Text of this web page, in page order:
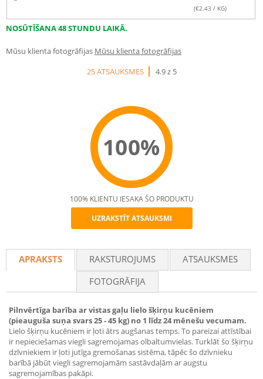
(€2.43 / KG)
NOSŪTĪŠANA 48 STUNDU LAIKĀ.
Mūsu klienta fotogrāfijas Mūsu klienta fotogrāfijas
25 ATSAUKSMES
4.9 z 5
100%
Recommend
100% KLIENTU IESAKA ŠO PRODUKTU
UZRAKSTĪT ATSAUKSMI
APRAKSTS RAKSTUROJUMS
ATSAUKSMES
FOTOGRĀFIJA
Pilnvērtīga barība ar vistas gaļu lielo šķirņu kucēniem
(pieauguša suņa svars 25 - 45 kg) no 1 līdz 24 mēnešu vecumam.
Lielo šķirņu kucēniem ir ļoti ātrs augšanas temps. To pareizai attīstībai
ir nepieciešamas viegli sagremojamas olbaltumvielas. Turklāt šo šķirņu
dzīvniekiem ir ļoti jutīga gremošanas sistēma, tāpēc šo dzīvnieku
barībā jābūt viegli sagremojamām sastāvdaļām ar augstu
sagremojamības pakāpi.